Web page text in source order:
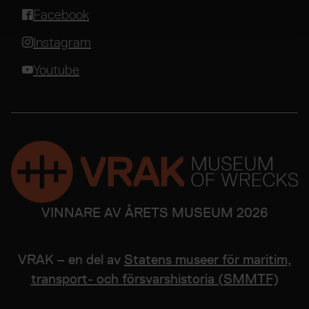
Facebook
Instagram
Youtube
VINNARE AV ÅRETS MUSEUM 2026
VRAK – en del av Statens museer för maritim,
transport- och försvarshistoria (SMMTF)